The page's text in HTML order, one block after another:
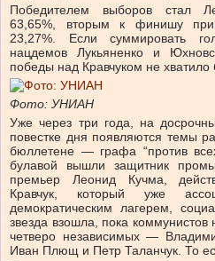
Победителем выборов стал
63,65%, вторым к финишу
23,27%. Если суммировать
нацдемов Лукьяненко и
победы над Кравчуком не хватило
Фото: УНИАН
Уже через три года, на
повестке дня появляются темы
бюллетене — графа “против
булавой вышли защитник
премьер Леонид Кучма,
Кравчук, который уже
демократическим лагерем,
звезда взошла, пока
четверо независимых —
Иван Плющ и Петр Таланчук. То